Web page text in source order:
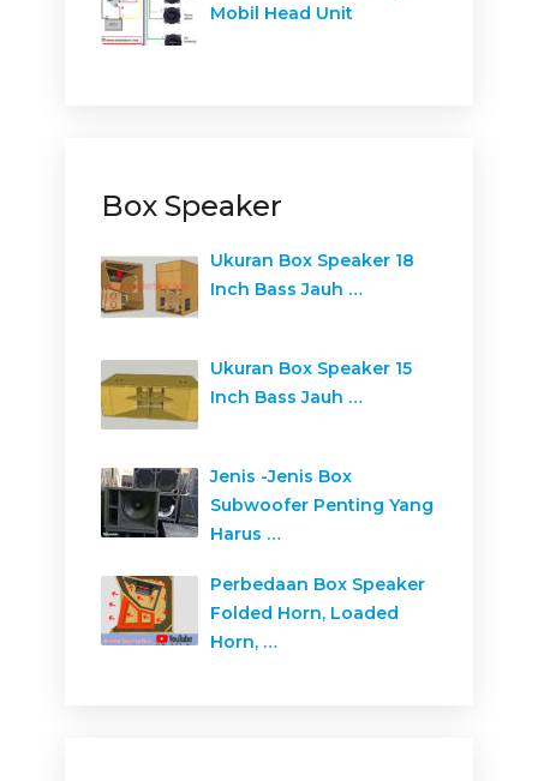
Mobil Head Unit
Box Speaker
Ukuran Box Speaker 18
Inch Bass Jauh …
Ukuran Box Speaker 15
Inch Bass Jauh …
Jenis -Jenis Box
Subwoofer Penting Yang
Harus …
Perbedaan Box Speaker
Folded Horn, Loaded
Horn, …